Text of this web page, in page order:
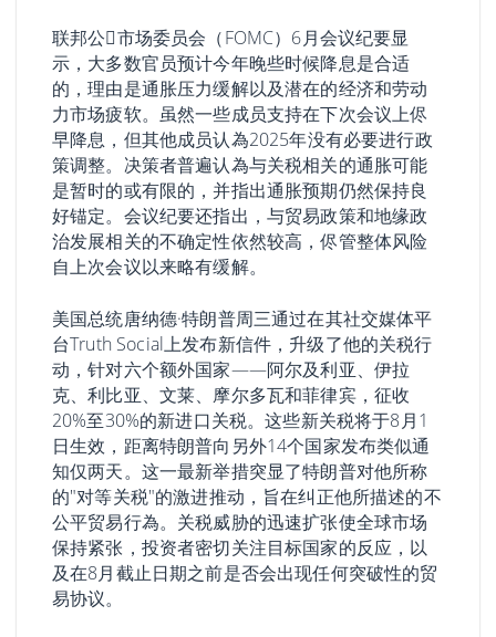
联邦公𫔭市场委员会（FOMC）6月会议纪要显
示，大多数官员预计今年晚些时候降息是合适
的，理由是通胀压力缓解以及潜在的经济和劳动
力市场疲软。虽然一些成员支持在下次会议上侭
早降息，但其他成员认為2025年没有必要进行政
策调整。决策者普遍认為与关税相关的通胀可能
是暂时的或有限的，并指出通胀预期仍然保持良
好锚定。会议纪要还指出，与贸易政策和地缘政
治发展相关的不确定性依然较高，侭管整体风险
自上次会议以来略有缓解。
美国总统唐纳德·特朗普周三通过在其社交媒体平
台Truth Social上发布新信件，升级了他的关税行
动，针对六个额外国家——阿尔及利亚、伊拉
克、利比亚、文莱、摩尔多瓦和菲律宾，征收
20%至30%的新进口关税。这些新关税将于8月1
日生效，距离特朗普向另外14个国家发布类似通
知仅两天。这一最新举措突显了特朗普对他所称
的"对等关税"的激进推动，旨在纠正他所描述的不
公平贸易行為。关税威胁的迅速扩张使全球市场
保持紧张，投资者密切关注目标国家的反应，以
及在8月截止日期之前是否会出现任何突破性的贸
易协议。